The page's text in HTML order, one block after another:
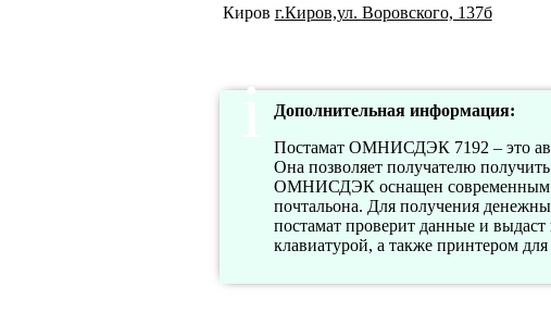
Киров г.Киров,ул. Воровского, 137б
Дополнительная информация:
Постамат ОМНИСДЭК 7192 – это
Она позволяет получателю
ОМНИСДЭК оснащен современным
почтальона. Для получения
постамат проверит данные и
клавиатурой, а также принтером для